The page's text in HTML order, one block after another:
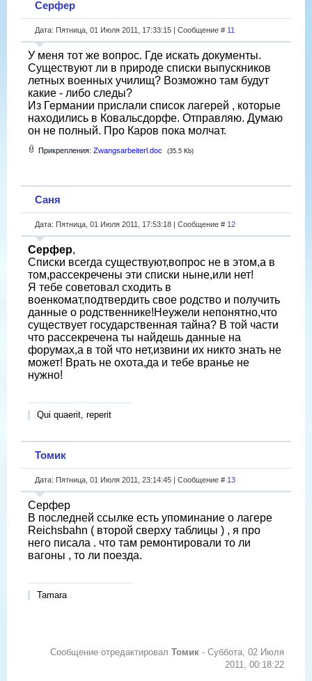
Серфер
Дата: Пятница, 01 Июля 2011, 17:33:15 | Сообщение # 11
У меня тот же вопрос. Где искать документы.
Существуют ли в природе списки выпускников
летных военных училищ? Возможно там будут
какие - либо следы?
Из Германии прислали список лагерей , которые
находились в Ковальсдорфе. Отправляю. Думаю
он не полный. Про Каров пока молчат.
Прикрепления: Zwangsarbeiterl.doc (35.5 Kb)
Саня
Дата: Пятница, 01 Июля 2011, 17:53:18 | Сообщение # 12
Серфер,
Списки всегда существуют,вопрос не в этом,а в
том,рассекречены эти списки ныне,или нет!
Я тебе советовал сходить в
военкомат,подтвердить свое родство и получить
данные о родственнике!Неужели непонятно,что
существует государственная тайна? В той части
что рассекречена ты найдешь данные на
форумах,а в той что нет,извини их никто знать не
может! Врать не охота,да и тебе вранье не
нужно!
Qui quaerit, reperit
Томик
Дата: Пятница, 01 Июля 2011, 23:14:45 | Сообщение # 13
Серфер
В последней ссылке есть упоминание о лагере
Reichsbahn ( второй сверху таблицы ) , я про
него писала . что там ремонтировали то ли
вагоны , то ли поезда.
Tamara
Сообщение отредактировал Томик - Суббота, 02 Июля
2011, 00:18:22